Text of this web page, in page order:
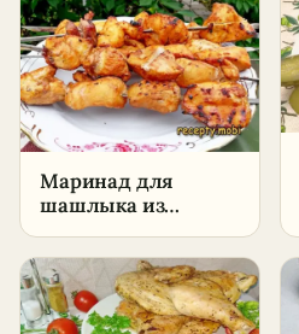
Маринад для
шашлыка из
пошаговый рецепт